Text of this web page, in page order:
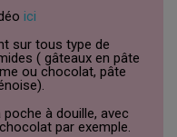
ici
sur tous type de
( gâteaux en pâte
ou chocolat, pâte
à douille, avec
par exemple.